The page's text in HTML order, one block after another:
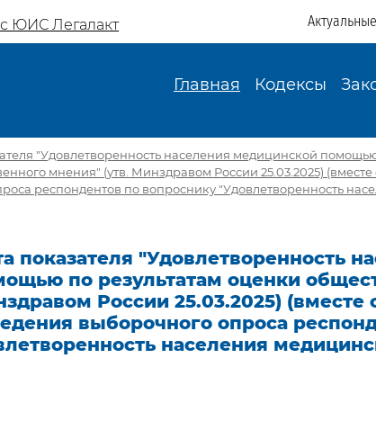
с ЮИС Легалакт
Главная Кодексы
"Удовлетворенность населения медицинской
мнения" (утв. Минздравом России 25.03.2025)
респондентов по вопроснику "Удовлетворенность
показателя "Удовлетворенность
по результатам оценки
России 25.03.2025) (вместе
выборочного опроса
населения